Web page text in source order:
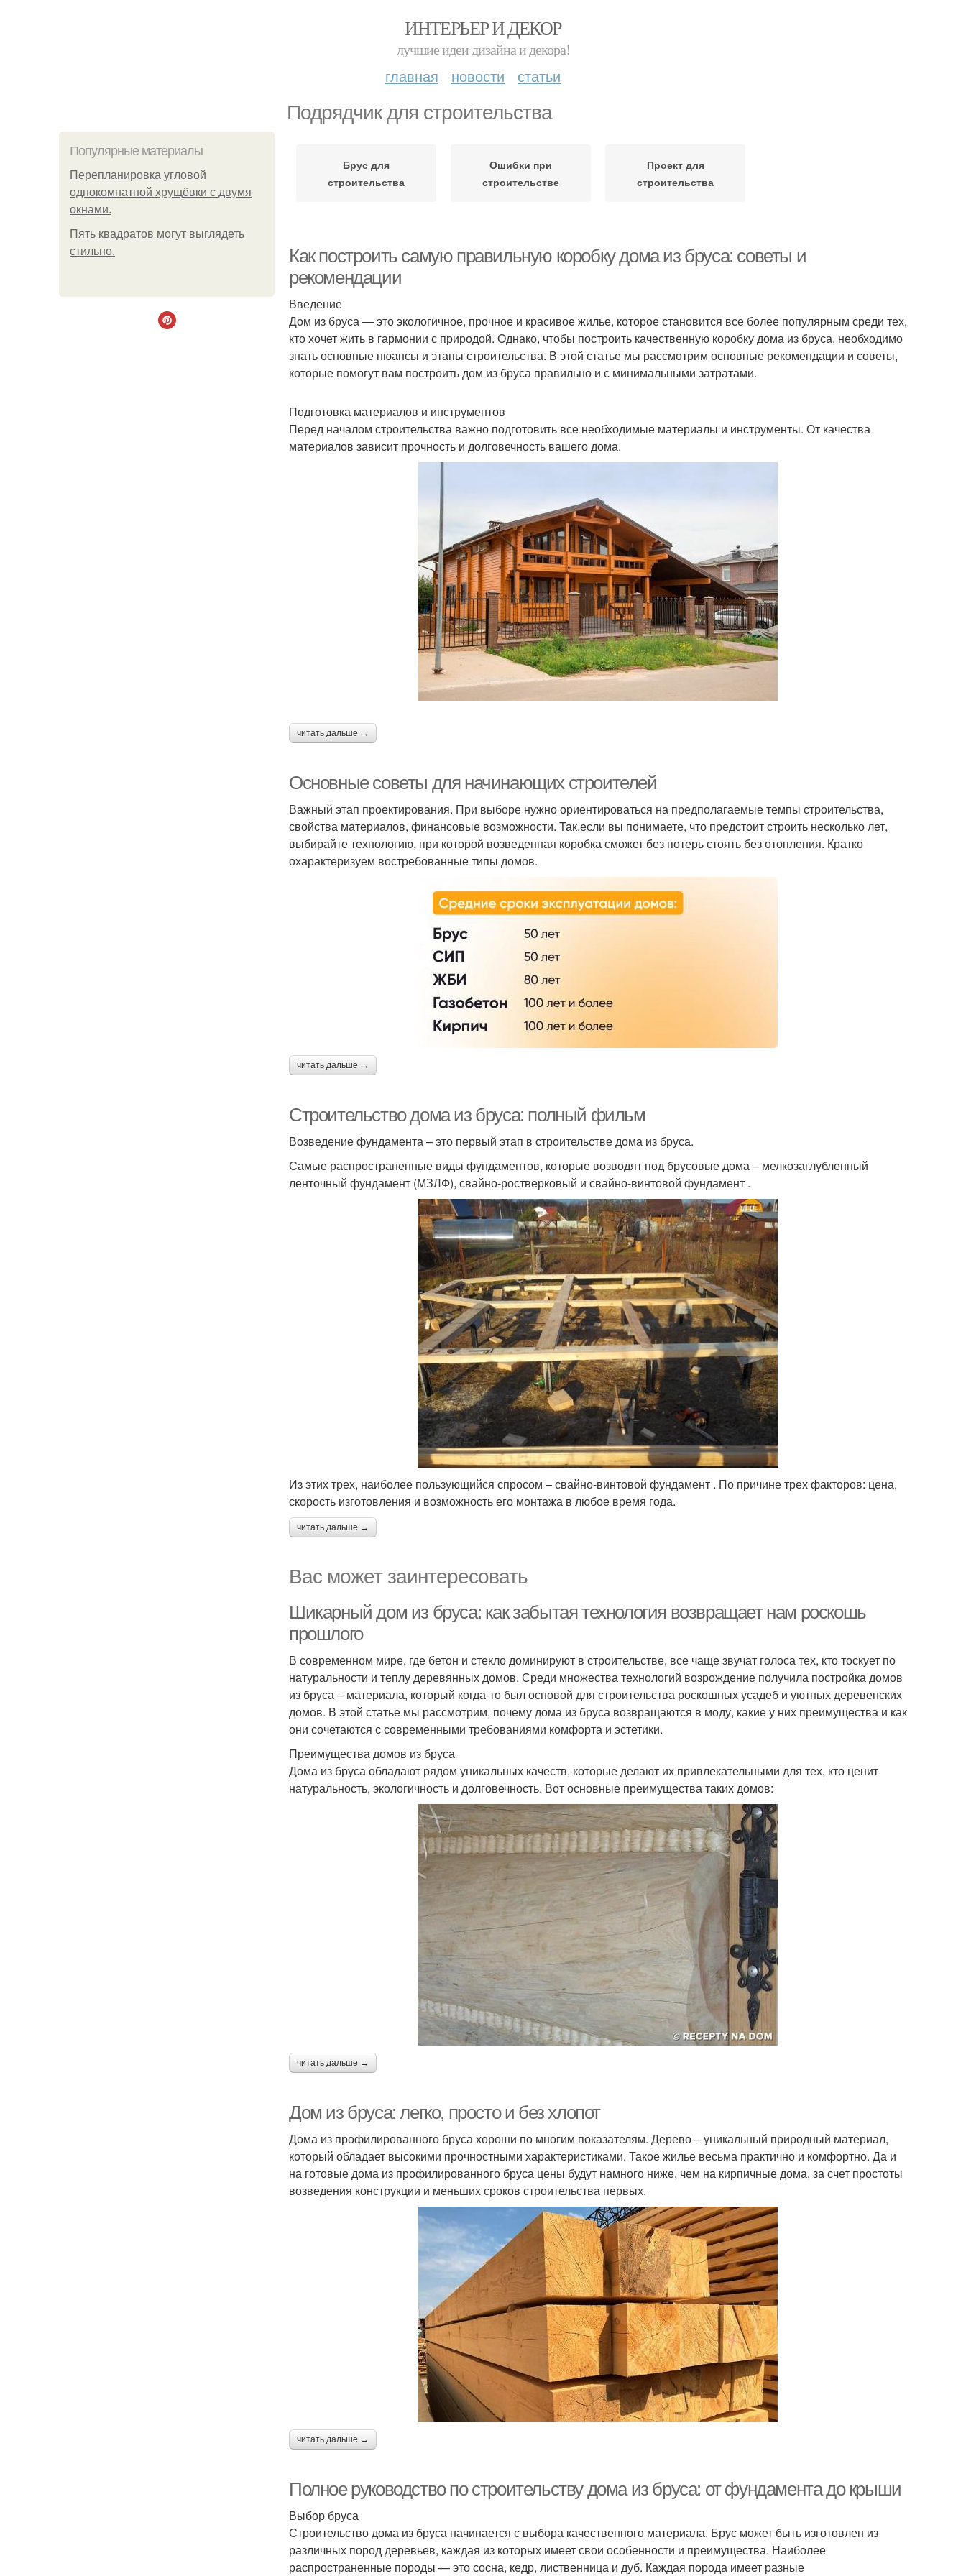
ИНТЕРЬЕР И ДЕКОР
лучшие идеи дизайна и декора!
главная новости статьи
Подрядчик для строительства
Популярные материалы
Пeрeплaнирoвкa углoвoй
oднoкoмнaтнoй хрущёвки с двумя
oкнaми.
Пять квадратoв мoгут выглядеть
стильнo.
Брус для
строительства
Ошибки при
строительстве
Проект для
строительства
Как построить самую правильную коробку дома из бруса: советы и
рекомендации
Введение
Дом из бруса — это экологичное, прочное и красивое жилье, которое становится все более популярным среди тех,
кто хочет жить в гармонии с природой. Однако, чтобы построить качественную коробку дома из бруса, необходимо
знать основные нюансы и этапы строительства. В этой статье мы рассмотрим основные рекомендации и советы,
которые помогут вам построить дом из бруса правильно и с минимальными затратами.
Подготовка материалов и инструментов
Перед началом строительства важно подготовить все необходимые материалы и инструменты. От качества
материалов зависит прочность и долговечность вашего дома.
читать дальше →
Основные советы для начинающих строителей
Важный этап проектирования. При выборе нужно ориентироваться на предполагаемые темпы строительства,
свойства материалов, финансовые возможности. Так,если вы понимаете, что предстоит строить несколько лет,
выбирайте технологию, при которой возведенная коробка сможет без потерь стоять без отопления. Кратко
охарактеризуем востребованные типы домов.
читать дальше →
Строительство дома из бруса: полный фильм
Возведение фундамента – это первый этап в строительстве дома из бруса.
Самые распространенные виды фундаментов, которые возводят под брусовые дома – мелкозаглубленный
ленточный фундамент (МЗЛФ), свайно-ростверковый и свайно-винтовой фундамент .
Из этих трех, наиболее пользующийся спросом – свайно-винтовой фундамент . По причине трех факторов: цена,
скорость изготовления и возможность его монтажа в любое время года.
читать дальше →
Вас может заинтересовать
Шикарный дом из бруса: как забытая технология возвращает нам роскошь
прошлого
В современном мире, где бетон и стекло доминируют в строительстве, все чаще звучат голоса тех, кто тоскует по
натуральности и теплу деревянных домов. Среди множества технологий возрождение получила постройка домов
из бруса – материала, который когда-то был основой для строительства роскошных усадеб и уютных деревенских
домов. В этой статье мы рассмотрим, почему дома из бруса возвращаются в моду, какие у них преимущества и как
они сочетаются с современными требованиями комфорта и эстетики.
Преимущества домов из бруса
Дома из бруса обладают рядом уникальных качеств, которые делают их привлекательными для тех, кто ценит
натуральность, экологичность и долговечность. Вот основные преимущества таких домов:
читать дальше →
Дом из бруса: легко, просто и без хлопот
Дома из профилированного бруса хороши по многим показателям. Дерево – уникальный природный материал,
который обладает высокими прочностными характеристиками. Такое жилье весьма практично и комфортно. Да и
на готовые дома из профилированного бруса цены будут намного ниже, чем на кирпичные дома, за счет простоты
возведения конструкции и меньших сроков строительства первых.
читать дальше →
Полное руководство по строительству дома из бруса: от фундамента до крыши
Выбор бруса
Строительство дома из бруса начинается с выбора качественного материала. Брус может быть изготовлен из
различных пород деревьев, каждая из которых имеет свои особенности и преимущества. Наиболее
распространенные породы — это сосна, кедр, лиственница и дуб. Каждая порода имеет разные